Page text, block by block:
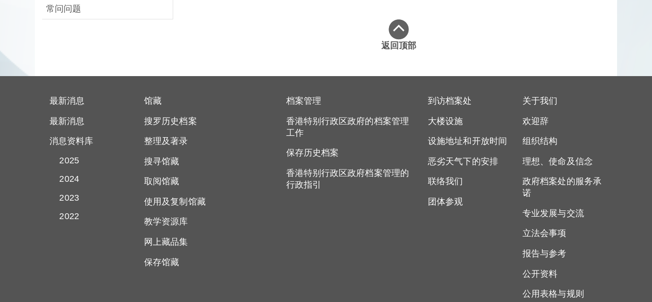
常问问题
返回顶部
最新消息
最新消息
消息资料库
2025
2024
2023
2022
馆藏
搜罗历史档案
整理及著录
搜寻馆藏
取阅馆藏
使用及复制馆藏
教学资源库
网上藏品集
保存馆藏
档案管理
香港特别行政区政府的档案管理
工作
保存历史档案
香港特别行政区政府档案管理的
行政指引
到访档案处
大楼设施
设施地址和开放时间
恶劣天气下的安排
联络我们
团体参观
关于我们
欢迎辞
组织结构
理想、使命及信念
政府档案处的服务承
诺
专业发展与交流
立法会事项
报告与参考
公开资料
公用表格与规则